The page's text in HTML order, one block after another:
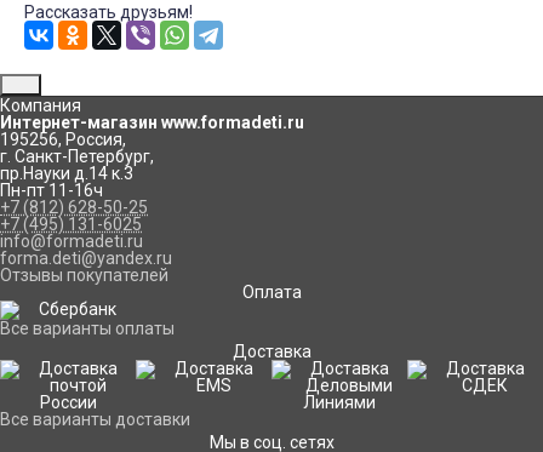
Рассказать друзьям!
Компания
Интернет-магазин www.formadeti.ru
195256, Россия,
г. Санкт-Петербург,
пр.Науки д.14 к.3
Пн-пт 11-16ч
+7 (812) 628-50-25
+7 (495) 131-6025
info@formadeti.ru
forma.deti@yandex.ru
Отзывы покупателей
Оплата
Все варианты оплаты
Доставка
Все варианты доставки
Мы в соц. сетях